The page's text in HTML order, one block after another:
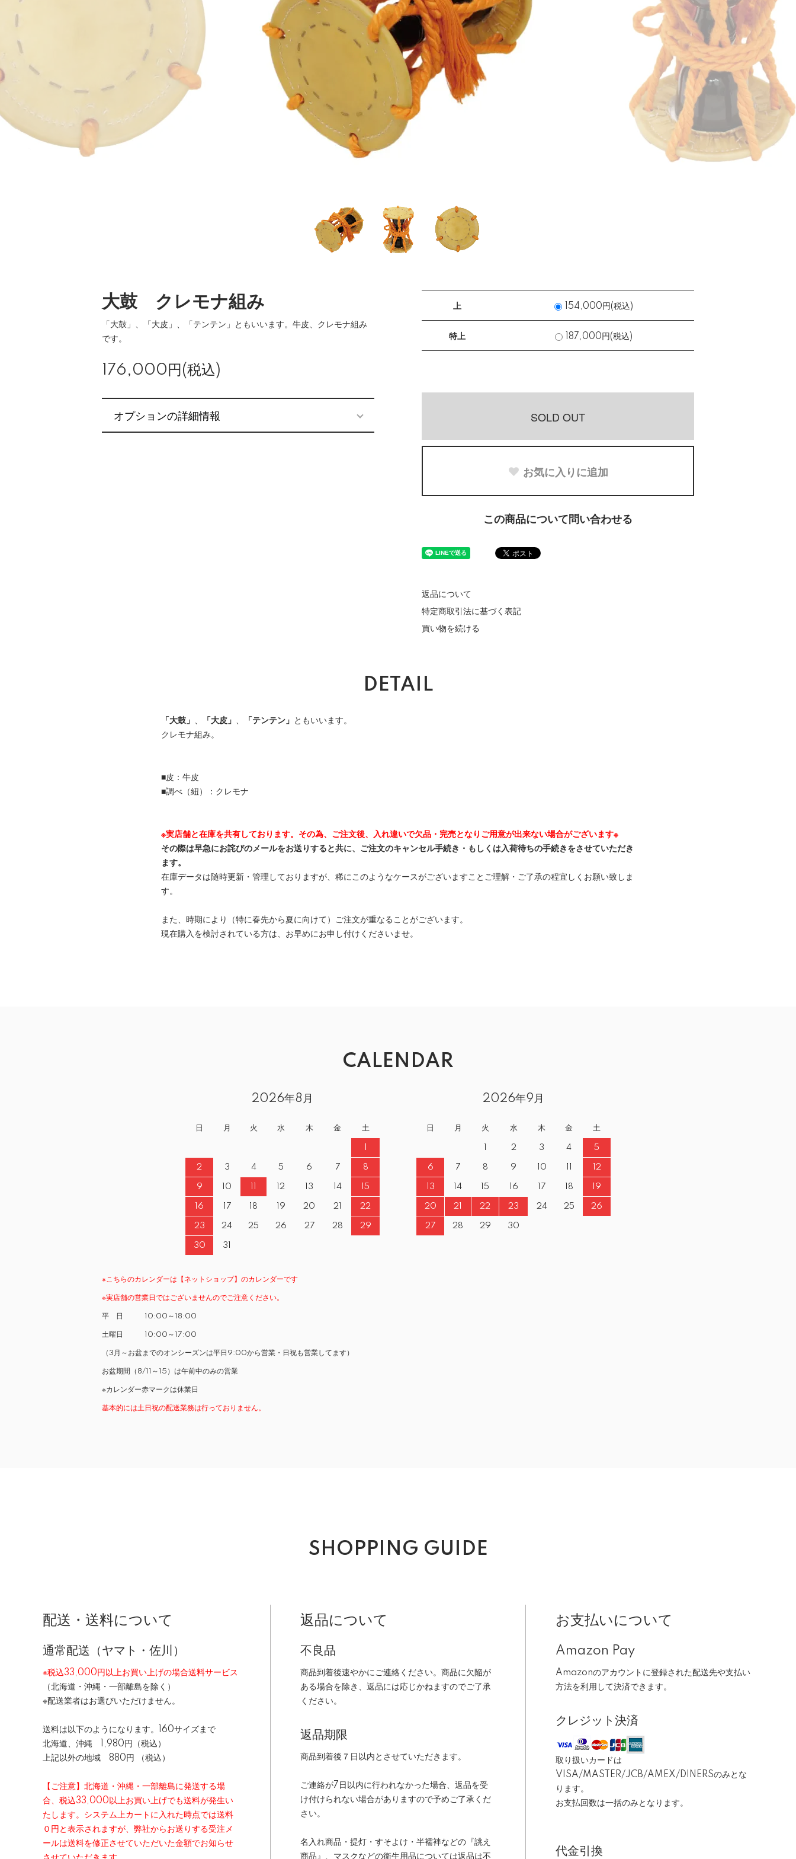
大鼓 クレモナ組み
「大鼓」、「大皮」、「テンテン」ともいいます。牛皮、クレモナ組み
です。
176,000円(税込)
オプションの詳細情報
上 154,000円(税込)
特上 187,000円(税込)
SOLD OUT
お気に入りに追加
この商品について問い合わせる
返品について
特定商取引法に基づく表記
買い物を続ける
DETAIL
「大鼓」 、 「大皮」 、 「テンテン」 ともいいます。
クレモナ組み。
■皮：牛皮
■調べ（紐）：クレモナ
※実店舗と在庫を共有しております。その為、ご注文後、入れ違いで欠品・完売となりご用意が出来ない場合がございます※
その際は早急にお詫びのメールをお送りすると共に、ご注文のキャンセル手続き・もしくは入荷待ちの手続きをさせていただき
ます。
在庫データは随時更新・管理しておりますが、稀にこのようなケースがございますことご理解・ご了承の程宜しくお願い致しま
す。
また、時期により（特に春先から夏に向けて）ご注文が重なることがございます。
現在購入を検討されている方は、お早めにお申し付けくださいませ。
CALENDAR
2026年8月
日 月 火 水 木 金 土
2 3 4 5 6 7 8
9 10 12 13 14 15
16 17 18 19 20 21 22
23 24 25 26 27 28 29
30 31
2026年9月
日 月 火 水 木 金 土
2 3 4 5
6 7 8 9 10 12
13 14 15 16 17 18 19
20 21 22 23 24 25 26
27 28 29 30
※こちらのカレンダーは【ネットショップ】のカレンダーです
※実店舗の営業日ではございませんのでご注意ください。
平 日 10:00～18:00
土曜日 10:00～17:00
（3月～お盆までのオンシーズンは平日9:00から営業・日祝も営業してます）
お盆期間（8/11～15）は午前中のみの営業
※カレンダー赤マークは休業日
基本的には土日祝の配送業務は行っておりません。
SHOPPING GUIDE
配送・送料について
通常配送（ヤマト・佐川）
※税込33,000円以上お買い上げの場合送料サービス
（北海道・沖縄・一部離島を除く）
※配送業者はお選びいただけません。
送料は以下のようになります。160サイズまで
北海道、沖縄 1,980円（税込）
上記以外の地域 880円 （税込）
【ご注意】北海道・沖縄・一部離島に発送する場
合、税込33,000以上お買い上げでも送料が発生い
たします。システム上カートに入れた時点では送料
０円と表示されますが、弊社からお送りする受注メ
ールは送料を修正させていただいた金額でお知らせ
返品について
不良品
商品到着後速やかにご連絡ください。商品に欠陥が
ある場合を除き、返品には応じかねますのでご了承
ください。
返品期限
商品到着後７日以内とさせていただきます。
ご連絡が7日以内に行われなかった場合、返品を受
け付けられない場合がありますので予めご了承くだ
さい。
名入れ商品・提灯・すそよけ・半襦袢などの『誂え
商品』、マスクなどの衛生用品については返品は不
お支払いについて
Amazon Pay
Amazonのアカウントに登録された配送先や支払い
方法を利用して決済できます。
クレジット決済
取り扱いカードは
VISA/MASTER/JCB/AMEX/DINERSのみとな
ります。
お支払回数は一括のみとなります。
代金引換